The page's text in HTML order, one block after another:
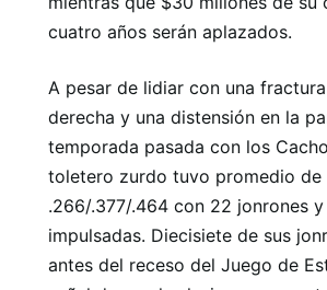
cuatro años serán aplazados.
A pesar de lidiar con una
derecha y una distensión en la
temporada pasada con los
toletero zurdo tuvo promedio de
.266/.377/.464 con 22 jonrones
impulsadas. Diecisiete de sus
antes del receso del Juego de